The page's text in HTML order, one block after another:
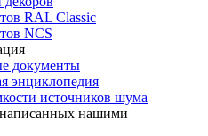
RAL Сlassic
NCS
документы
энциклопедия
источников шума
нашими